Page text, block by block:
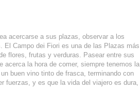
acercarse a sus plazas, observar a los
El Campo dei Fiori es una de las Plazas más
flores, frutas y verduras. Pasear entre sus
acerca la hora de comer, siempre tenemos la
buen vino tinto de frasca, terminando con
fuerzas, y es que la vida del viajero es dura,